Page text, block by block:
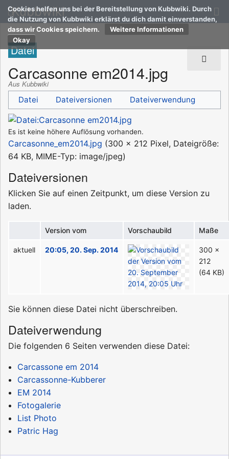
Cookies helfen uns bei der Bereitstellung von Kubbwiki. Durch
die Nutzung von Kubbwiki erklärst du dich damit einverstanden,
dass wir Cookies speichern.
Weitere Informationen
Kubbwiki
Datei
Carcasonne em2014.jpg
Aus Kubbwiki
Datei
Dateiversionen Dateiverwendung
Es ist keine höhere Auflösung vorhanden.
Carcasonne_em2014.jpg (300 × 212 Pixel, Dateigröße:
64 KB, MIME-Typ: image/jpeg)
Dateiversionen
Klicken Sie auf einen Zeitpunkt, um diese Version zu
laden.
Version vom Vorschaubild Maße
aktuell 20:05, 20. Sep. 2014
300 ×
212
(64 KB)
Sie können diese Datei nicht überschreiben.
Dateiverwendung
Die folgenden 6 Seiten verwenden diese Datei:
Carcassone em 2014
Carcassonne-Kubberer
EM 2014
Fotogalerie
List Photo
Patric Hag